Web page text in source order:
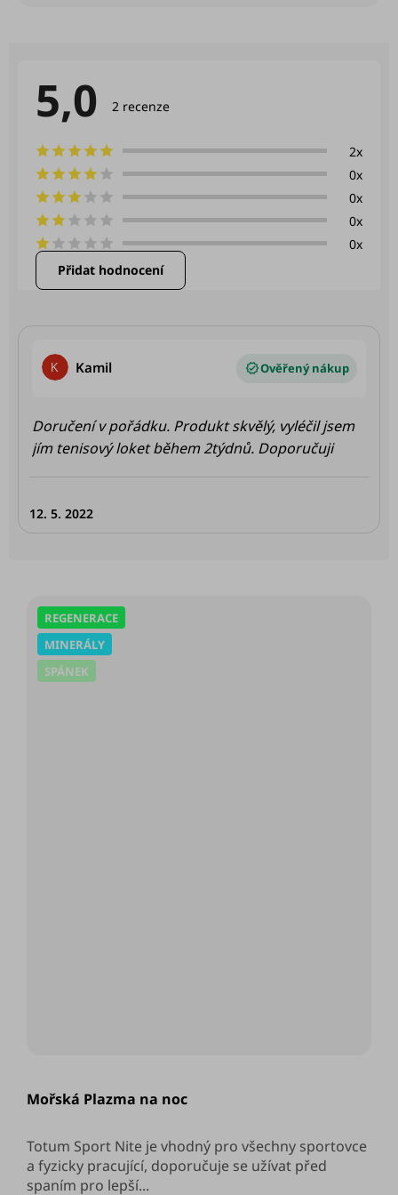
REGENERACE
MINERÁLY
SPÁNEK
Mořská Plazma na noc
Totum Sport Nite je vhodný pro všechny sportovce
a fyzicky pracující, doporučuje se užívat před
spaním pro lepší...
5,0
hodnocení
5,0
5
hvězdiček.
2 recenze
2x
0x
0x
0x
0x
Přidat hodnocení
K Kamil Hodnocení produktu je 5 z 5 hvězdiček.
12. 5. 2022
Doručení v pořádku. Produkt skvělý, vyléčil jsem
jím tenisový loket během 2týdnů. Doporučuji